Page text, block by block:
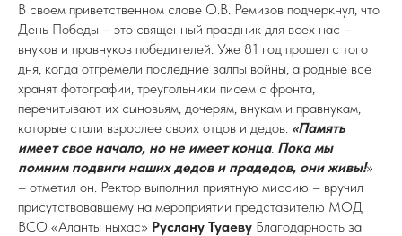
В своем приветственном слове О.В. Ремизов подчеркнул, что
День Победы – это священный праздник для всех нас –
внуков и правнуков победителей. Уже 81 год прошел с того
дня, когда отгремели последние залпы войны, а родные все
хранят фотографии, треугольники писем с фронта,
перечитывают их сыновьям, дочерям, внукам и правнукам,
которые стали взрослее своих отцов и дедов. «Память
имеет свое начало, но не имеет конца. Пока мы
помним подвиги наших дедов и прадедов, они живы!»
– отметил он. Ректор выполнил приятную миссию – вручил
присутствовавшему на мероприятии представителю МОД
ВСО «Аланты ныхас» Руслану Туаеву Благодарность за